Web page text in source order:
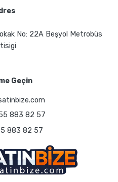
No: 22A Beşyol Metrobüs
Geçin
883 82 57
883 82 57